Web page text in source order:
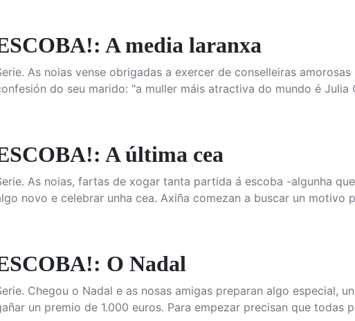
A media laranxa
As noias vense obrigadas a exercer de conselleiras
do seu marido: "a muller máis atractiva do mundo é
A última cea
As noias, fartas de xogar tanta partida á escoba -algunha
novo e celebrar unha cea. Axiña comezan a buscar un motivo
O Nadal
Chegou o Nadal e as nosas amigas preparan algo especial,
un premio de 1.000 euros. Para empezar precisan que